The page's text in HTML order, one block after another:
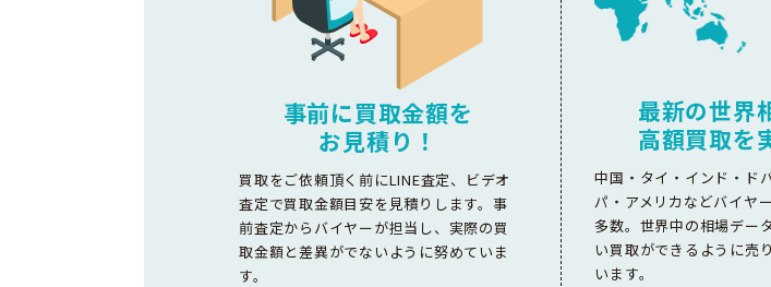
事前に買取金額を
お見積り！
買取をご依頼頂く前にLINE査定、ビデオ
査定で買取金額目安を見積りします。事
前査定からバイヤーが担当し、実際の買
取金額と差異がでないように努めていま
す。
最新の世界
高額買取を
中国・タイ・インド・ド
パ・アメリカなどバイヤ
多数。世界中の相場デー
い買取ができるように売
います。